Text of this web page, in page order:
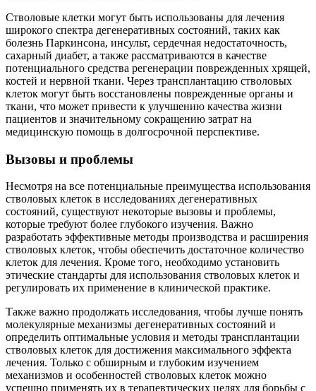
Стволовые клетки могут быть использованы для лечения
широкого спектра дегенеративных состояний, таких как
болезнь Паркинсона, инсульт, сердечная недостаточность,
сахарный диабет, а также рассматриваются в качестве
потенциального средства регенерации поврежденных хрящей,
костей и нервной ткани. Через трансплантацию стволовых
клеток могут быть восстановлены поврежденные органы и
ткани, что может привести к улучшению качества жизни
пациентов и значительному сокращению затрат на
медицинскую помощь в долгосрочной перспективе.
Вызовы и проблемы
Несмотря на все потенциальные преимущества использования
стволовых клеток в исследованиях дегенеративных
состояний, существуют некоторые вызовы и проблемы,
которые требуют более глубокого изучения. Важно
разработать эффективные методы производства и расширения
стволовых клеток, чтобы обеспечить достаточное количество
клеток для лечения. Кроме того, необходимо установить
этические стандарты для использования стволовых клеток и
регулировать их применение в клинической практике.
Также важно продолжать исследования, чтобы лучше понять
молекулярные механизмы дегенеративных состояний и
определить оптимальные условия и методы трансплантации
стволовых клеток для достижения максимального эффекта
лечения. Только с обширным и глубоким изучением
механизмов и особенностей стволовых клеток можно
успешно применять их в терапевтических целях для борьбы с